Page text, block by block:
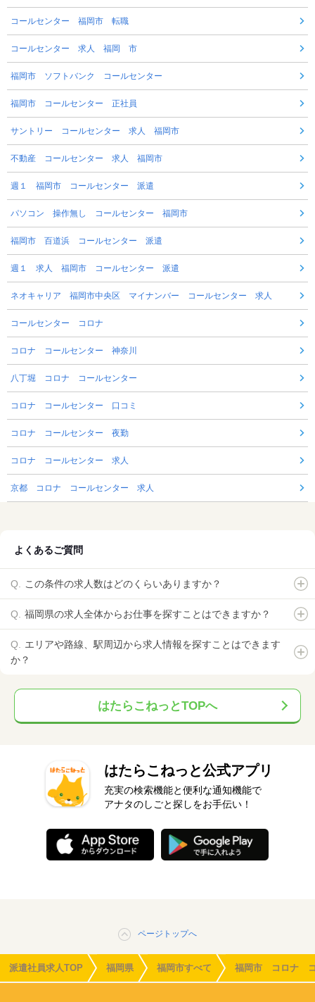
コールセンター 福岡市 転職
コールセンター 求人 福岡 市
福岡市 ソフトバンク コールセンター
福岡市 コールセンター 正社員
サントリー コールセンター 求人 福岡市
不動産 コールセンター 求人 福岡市
週１ 福岡市 コールセンター 派遣
パソコン 操作無し コールセンター 福岡市
福岡市 百道浜 コールセンター 派遣
週１ 求人 福岡市 コールセンター 派遣
ネオキャリア 福岡市中央区 マイナンバー コールセンター 求人
コールセンター コロナ
コロナ コールセンター 神奈川
八丁堀 コロナ コールセンター
コロナ コールセンター 口コミ
コロナ コールセンター 夜勤
コロナ コールセンター 求人
京都 コロナ コールセンター 求人
よくあるご質問
この条件の求人数はどのくらいありますか？
福岡県の求人全体からお仕事を探すことはできますか？
エリアや路線、駅周辺から求人情報を探すことはできます
か？
はたらこねっとTOPへ
はたらこねっと公式アプリ
充実の検索機能と便利な通知機能で
アナタのしごと探しをお手伝い！
ページトップへ
派遣社員求人TOP 福岡県 福岡市すべて 福岡市 コロナ コ